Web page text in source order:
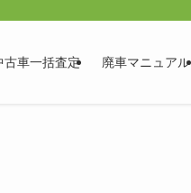
古車一括査定 廃車マニュアル